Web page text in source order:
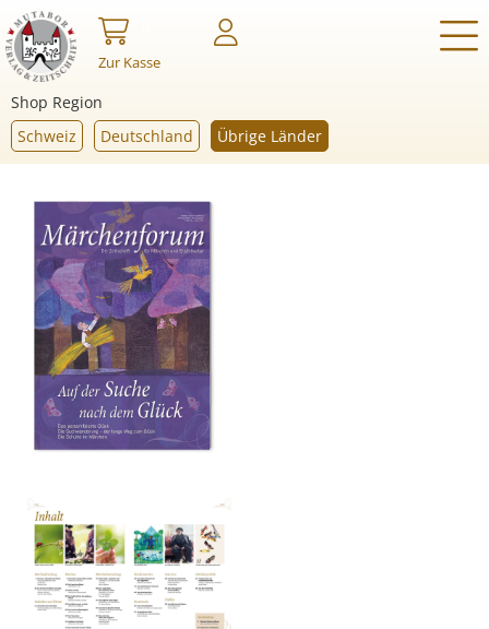
Zur Kasse
Shop Region
Schweiz
Deutschland Übrige Länder